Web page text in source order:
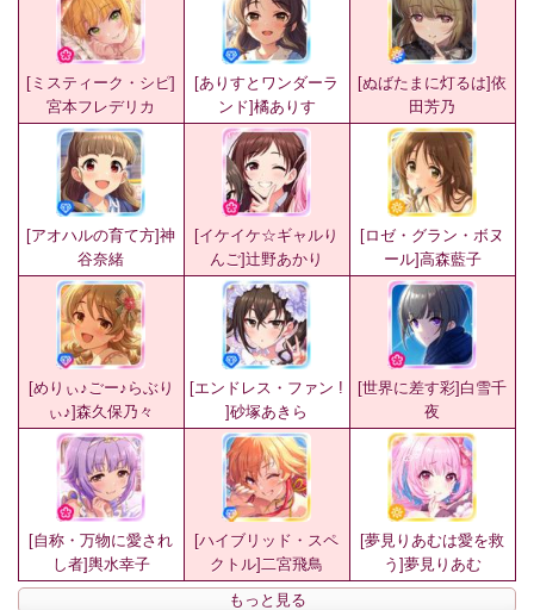
[ミスティーク・シピ]
宮本フレデリカ
[ありすとワンダーラ
ンド]橘ありす
[ぬばたまに灯るは]依
田芳乃
[アオハルの育て方]神
谷奈緒
[イケイケ☆ギャルり
んご]辻野あかり
[ロゼ・グラン・ボヌ
ール]高森藍子
[めりぃ♪ごー♪らぶり
ぃ♪]森久保乃々
[エンドレス・ファン !
]砂塚あきら
[世界に差す彩]白雪千
夜
[自称・万物に愛され
し者]輿水幸子
[ハイブリッド・スペ
クトル]二宮飛鳥
[夢見りあむは愛を救
う]夢見りあむ
もっと見る